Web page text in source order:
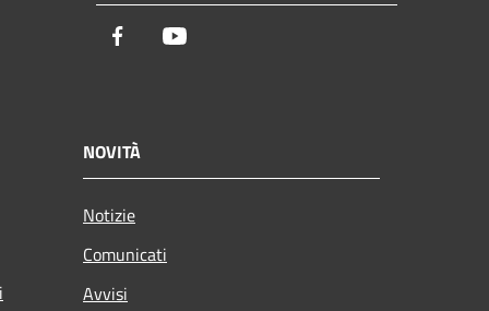
Facebook
NOVITÀ
Notizie
Comunicati
Avvisi